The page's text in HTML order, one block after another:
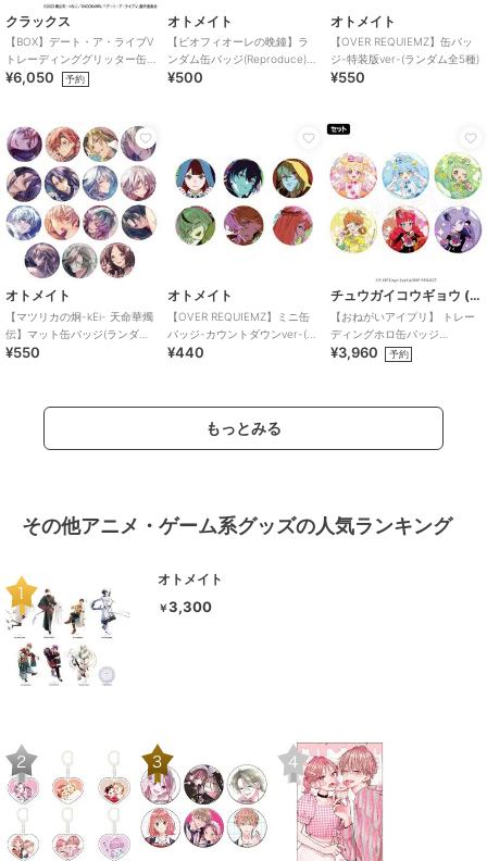
クラックス
【BOX】デート・ア・ライブV
トレーディンググリッター缶
バッジ ゴシックドール
¥6,050 予約
オトメイト
【ピオフィオーレの晩鐘】ラ
ンダム缶バッジ(Reproduce)
（ランダム全5種）
¥500
オトメイト
【OVER REQUIEMZ】缶バッ
ジ-特装版ver-(ランダム全5種)
¥550
オトメイト
【マツリカの炯-kEi- 天命華燭
伝】マット缶バッジ(ランダム
全15種)
¥550
オトメイト
【OVER REQUIEMZ】ミニ缶
バッジ-カウントダウンver-(ラ
ンダム全6種)
¥440
チュウガイコウギョウ (Chugai Mining)
【おねがいアイプリ】 トレー
ディングホロ缶バッジ
（1SET/6個入り）
¥3,960 予約
もっとみる
その他アニメ・ゲーム系グッズの人気ランキング
オトメイト
￥3,300